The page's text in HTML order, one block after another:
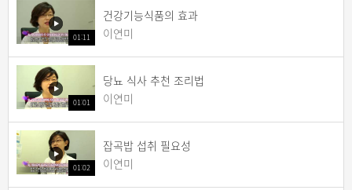
01:11
건강기능식품의 효과
이연미
01:01
당뇨 식사 추천 조리법
이연미
01:02
잡곡밥 섭취 필요성
이연미